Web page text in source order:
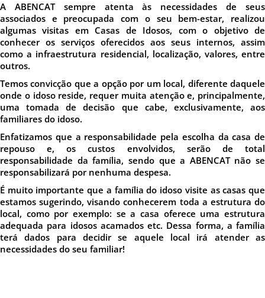
A ABENCAT sempre atenta às necessidades de seus
associados e preocupada com o seu bem-estar, realizou
algumas visitas em Casas de Idosos, com o objetivo de
conhecer os serviços oferecidos aos seus internos, assim
como a infraestrutura residencial, localização, valores, entre
outros.
Temos convicção que a opção por um local, diferente daquele
onde o idoso reside, requer muita atenção e, principalmente,
uma tomada de decisão que cabe, exclusivamente, aos
familiares do idoso.
Enfatizamos que a responsabilidade pela escolha da casa de
repouso e, os custos envolvidos, serão de total
responsabilidade da família, sendo que a ABENCAT não se
responsabilizará por nenhuma despesa.
É muito importante que a família do idoso visite as casas que
estamos sugerindo, visando conhecerem toda a estrutura do
local, como por exemplo: se a casa oferece uma estrutura
adequada para idosos acamados etc. Dessa forma, a família
terá dados para decidir se aquele local irá atender as
necessidades do seu familiar!